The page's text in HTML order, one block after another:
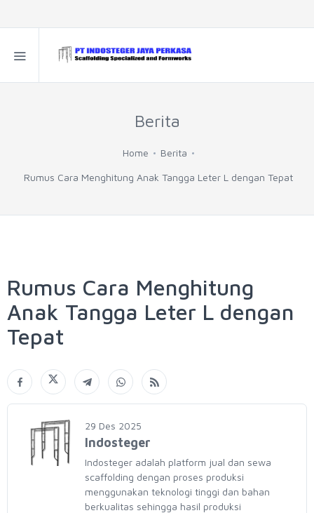
Berita
Home Berita
Rumus Cara Menghitung Anak Tangga Leter L dengan Tepat
Rumus Cara Menghitung
Anak Tangga Leter L dengan
Tepat
29 Des 2025
Indosteger
Indosteger adalah platform jual dan sewa
scaffolding dengan proses produksi
menggunakan teknologi tinggi dan bahan
berkualitas sehingga hasil produksi